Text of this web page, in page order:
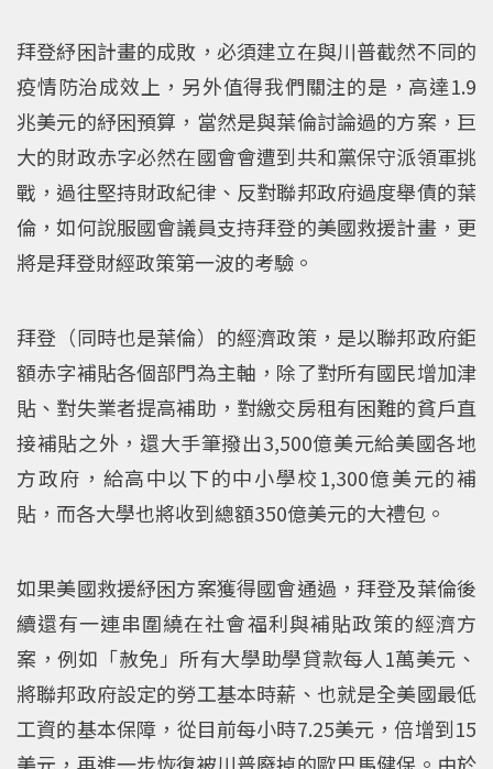
拜登紓困計畫的成敗，必須建立在與川普截然不同的
疫情防治成效上，另外值得我們關注的是，高達1.9
兆美元的紓困預算，當然是與葉倫討論過的方案，巨
大的財政赤字必然在國會會遭到共和黨保守派領軍挑
戰，過往堅持財政紀律、反對聯邦政府過度舉債的葉
倫，如何說服國會議員支持拜登的美國救援計畫，更
將是拜登財經政策第一波的考驗。
拜登（同時也是葉倫）的經濟政策，是以聯邦政府鉅
額赤字補貼各個部門為主軸，除了對所有國民增加津
貼、對失業者提高補助，對繳交房租有困難的貧戶直
接補貼之外，還大手筆撥出3,500億美元給美國各地
方政府，給高中以下的中小學校1,300億美元的補
貼，而各大學也將收到總額350億美元的大禮包。
如果美國救援紓困方案獲得國會通過，拜登及葉倫後
續還有一連串圍繞在社會福利與補貼政策的經濟方
案，例如「赦免」所有大學助學貸款每人1萬美元、
將聯邦政府設定的勞工基本時薪、也就是全美國最低
工資的基本保障，從目前每小時7.25美元，倍增到15
美元，再進一步恢復被川普廢掉的歐巴馬健保。由於